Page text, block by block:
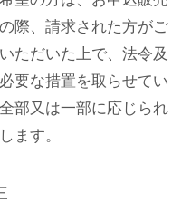
際、請求された方がご
ただいた上で、法令及
要な措置を取らせてい
部又は一部に応じられ
ます。